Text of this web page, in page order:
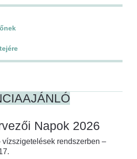
Napok 2026
vízszigetelések rendszerben –